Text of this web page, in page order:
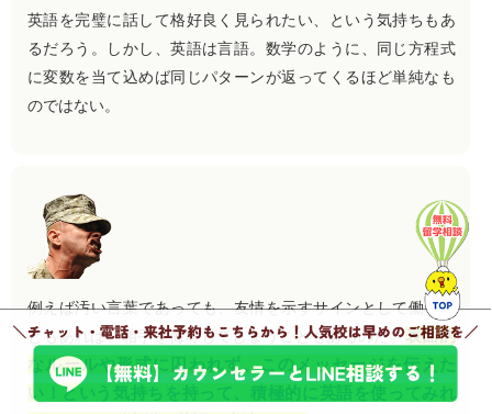
英語を完璧に話して格好良く見られたい、という気持ちもあ
るだろう。しかし、英語は言語。数学のように、同じ方程式
に変数を当て込めば同じパターンが返ってくるほど単純なも
のではない。
例えば汚い言葉であっても、友情を示すサインとして働くこ
ともあれば、相手を侮辱してしまうこともあるのだ。表面的
なルールや形式に囚われず、このメッセージを伝えた
い！という気持ちを持って、積極的に英語を使ってみれ